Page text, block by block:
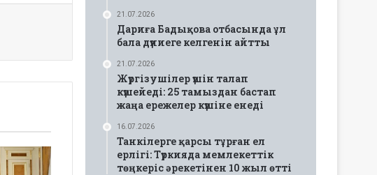
21.07.2026
Дариға Бадықова отбасында ұл
бала дүниеге келгенін айтты
21.07.2026
Жүргізушілер үшін талап
күшейеді: 25 тамыздан бастап
жаңа ережелер күшіне енеді
16.07.2026
Танкілерге қарсы тұрған ел
ерлігі: Түркияда мемлекеттік
төңкеріс әрекетінен 10 жыл өтті